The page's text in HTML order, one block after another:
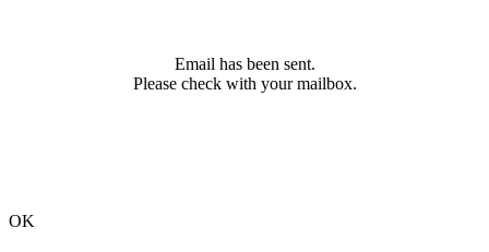
Email has been sent.
Please check with your mailbox.
OK